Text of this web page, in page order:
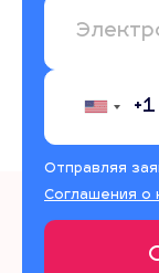
Отправляя
Соглашения о